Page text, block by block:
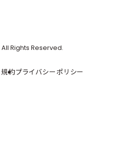
Rights Reserved.
規約プライバシーポリシー